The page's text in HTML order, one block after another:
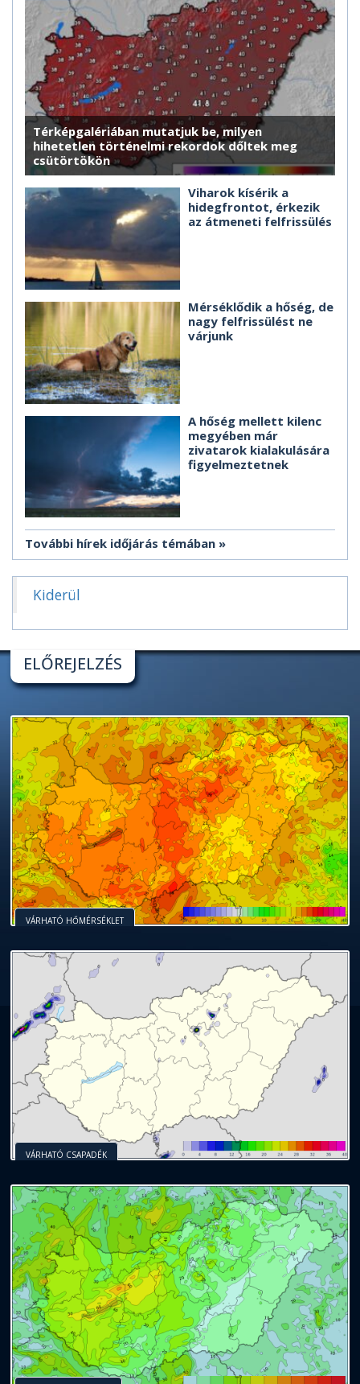
Térképgalériában mutatjuk be, milyen
hihetetlen történelmi rekordok dőltek meg
csütörtökön
Viharok kísérik a
hidegfrontot, érkezik
az átmeneti felfrissülés
Mérséklődik a hőség, de
nagy felfrissülést ne
várjunk
A hőség mellett kilenc
megyében már
zivatarok kialakulására
figyelmeztetnek
További hírek időjárás témában
Kiderül
ELŐREJELZÉS
VÁRHATÓ HŐMÉRSÉKLET
VÁRHATÓ CSAPADÉK